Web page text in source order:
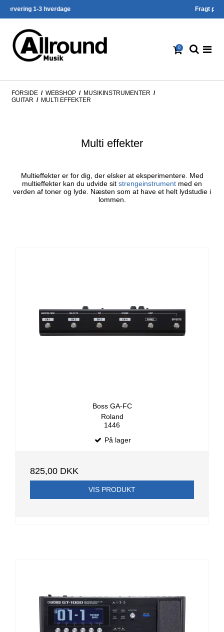
0
FORSIDE / WEBSHOP / MUSIKINSTRUMENTER /
GUITAR / MULTI EFFEKTER
Multi effekter
Multieffekter er for dig, der elsker at eksperimentere. Med
multieffekter kan du udvide sit strengeinstrument med en
verden af toner og lyde. Næsten som at have et helt lydstudie i
lommen.
Boss GA-FC
Roland
1446
På lager
825,00 DKK
VIS PRODUKT